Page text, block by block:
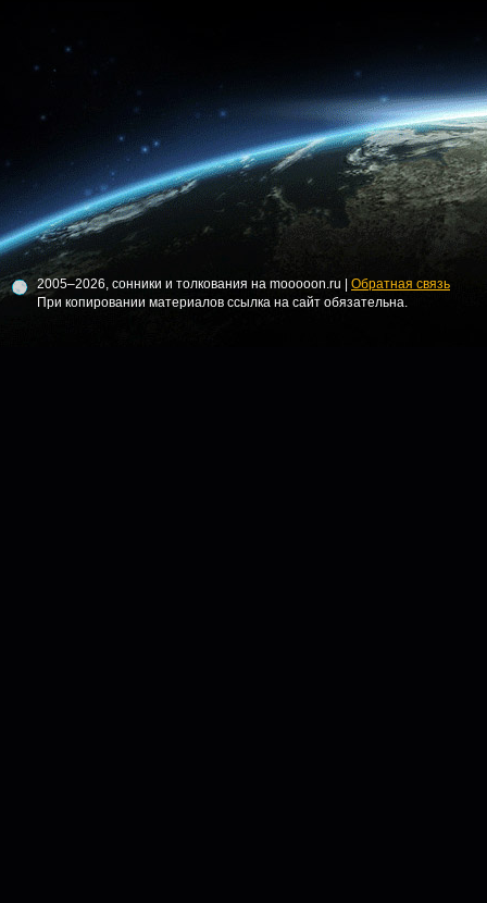
2005–2026, сонники и толкования на mooooon.ru | Обратная связь
При копировании материалов ссылка на сайт обязательна.